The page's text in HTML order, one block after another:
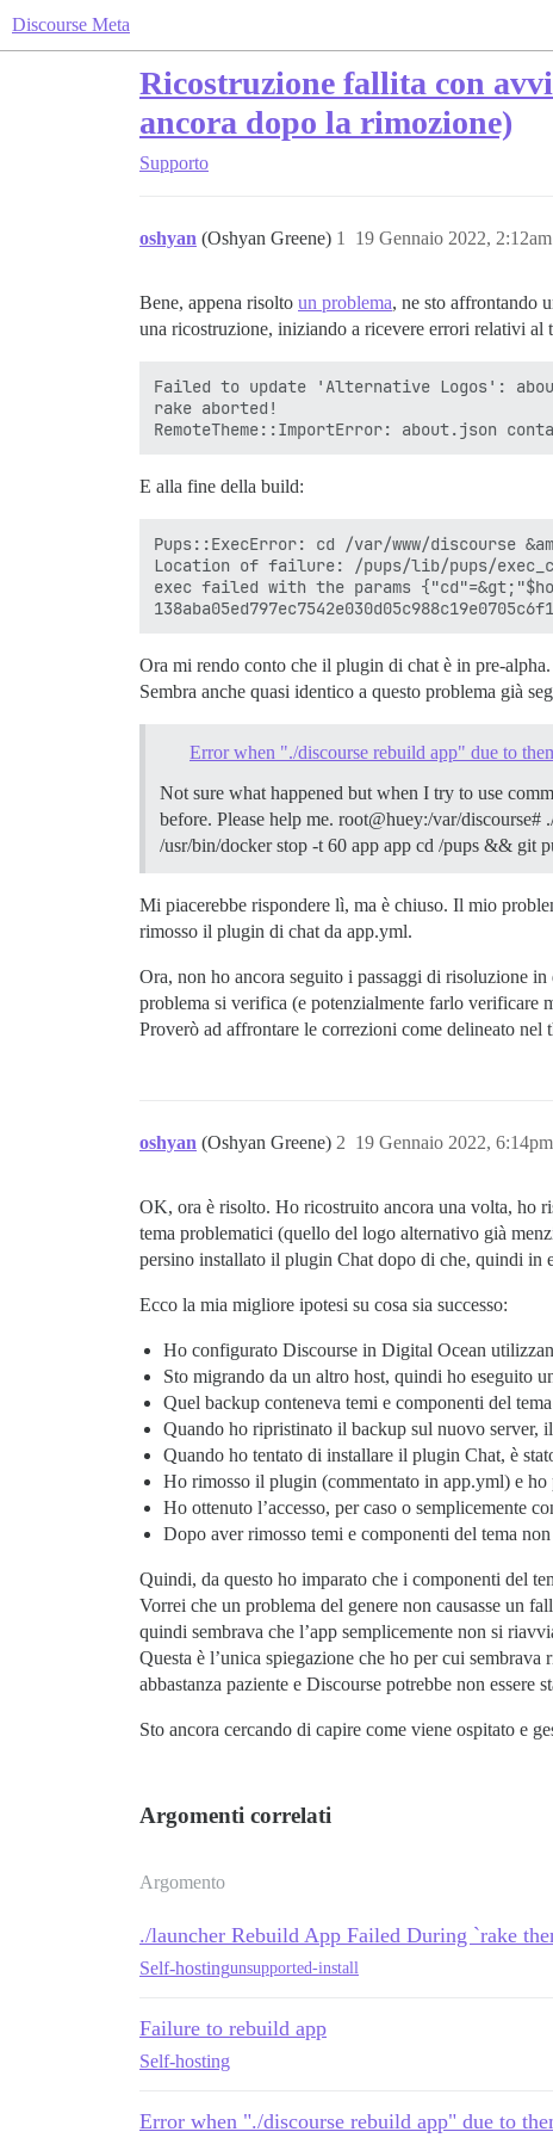
Discourse Meta
Ricostruzione fallita con
ancora dopo la rimozione)
Supporto
oshyan (Oshyan Greene) 19 Gennaio 2022, 2:12am
1
Bene, appena risolto un problema, ne sto affrontando
una ricostruzione, iniziando a ricevere errori relativi al
Failed to update 'Alternative Logos':
rake aborted!
E alla fine della build:
Pups::ExecError: cd /var/www/discourse
Location of failure: /pups/lib/pups/
exec failed with the params
Ora mi rendo conto che il plugin di chat è in pre-
Sembra anche quasi identico a questo problema già
Error when "./discourse rebuild app" due to
Not sure what happened but when I try to use
before. Please help me. root@huey:/var/
/usr/bin/docker stop -t 60 app app cd /pups &&
Mi piacerebbe rispondere lì, ma è chiuso. Il mio
rimosso il plugin di chat da app.yml.
Ora, non ho ancora seguito i passaggi di risoluzione
problema si verifica (e potenzialmente farlo verificare
Proverò ad affrontare le correzioni come delineato nel
oshyan (Oshyan Greene) 19 Gennaio 2022, 6:14pm
2
OK, ora è risolto. Ho ricostruito ancora una volta, ho
tema problematici (quello del logo alternativo già
persino installato il plugin Chat dopo di che, quindi in
Ecco la mia migliore ipotesi su cosa sia successo:
Ho configurato Discourse in Digital Ocean
Sto migrando da un altro host, quindi ho eseguito
Quel backup conteneva temi e componenti del
Quando ho ripristinato il backup sul nuovo server,
Quando ho tentato di installare il plugin Chat, è
Ho rimosso il plugin (commentato in app.yml) e
Ho ottenuto l’accesso, per caso o semplicemente
Dopo aver rimosso temi e componenti del tema
Quindi, da questo ho imparato che i componenti del
Vorrei che un problema del genere non causasse un
quindi sembrava che l’app semplicemente non si
Questa è l’unica spiegazione che ho per cui
abbastanza paziente e Discourse potrebbe non
Sto ancora cercando di capire come viene ospitato e
Argomenti correlati
Argomento
./launcher Rebuild App Failed During `rake
Self-hostingunsupported-install
Failure to rebuild app
Self-hosting
Error when "./discourse rebuild app" due to